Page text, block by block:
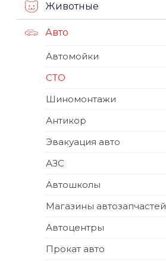
Животные
Авто
Автомойки
СТО
Шиномонтажи
Антикор
Эвакуация авто
АЗС
Автошколы
Магазины автозапчастей
Автоцентры
Прокат авто